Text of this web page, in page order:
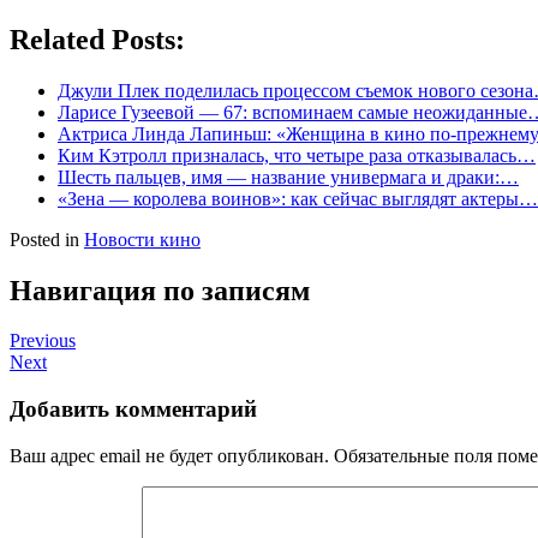
Related Posts:
Джули Плек поделилась процессом съемок нового
Ларисе Гузеевой — 67: вспоминаем самые
Актриса Линда Лапиньш: «Женщина в кино по-
Ким Кэтролл призналась, что четыре раза отказывалась…
Шесть пальцев, имя — название универмага и драки:…
«Зена — королева воинов»: как сейчас выглядят актеры…
Posted in Новости кино
Навигация по записям
Previous
Next
Добавить комментарий
Ваш адрес email не будет опубликован. Обязательные поля